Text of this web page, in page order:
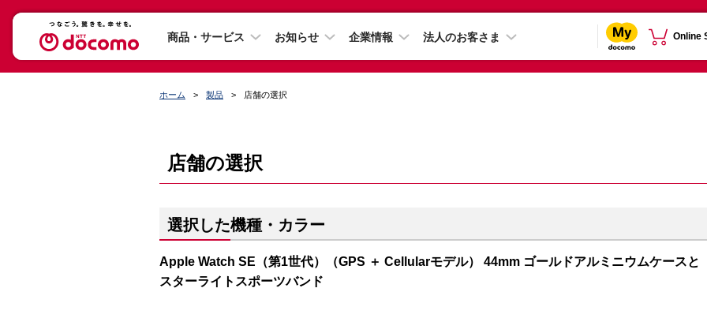
商品・サービス お知らせ 企業情報 法人のお客さま Online
ホーム 製品 店舗の選択
店舗の選択
選択した機種・カラー
Apple Watch SE（第1世代）（GPS ＋ Cellularモデル） 44mm ゴールドアルミニウムケースと
スターライトスポーツバンド